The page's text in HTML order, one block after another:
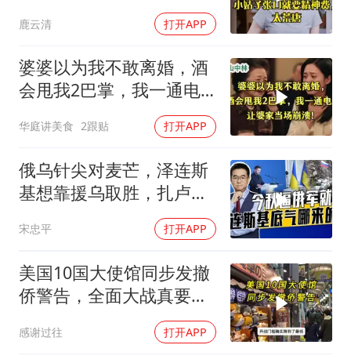
浙江台州《告全体市民书》
香港宏福苑火灾或由烟头引起
人民的健康、体质、幸福一脉相承
鹿云清 打开APP
婆婆以为我不敢离婚，酒
会甩我2巴掌，我一通电
华庭讲美食 2跟贴 打开APP
俄乌针尖对麦芒，泽连斯
基想靠援乌取胜，扎卢日
宋忠平 打开APP
美国10国大使馆同步发撤
侨警告，全面大战真要来
感谢过往 打开APP